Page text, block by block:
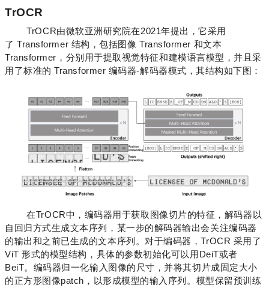
TrOCR
TrOCR由微软亚洲研究院在2021年提出，它采用
了 Transformer 结构，包括图像 Transformer 和文本
Transformer，分别用于提取视觉特征和建模语言模型，并且采
用了标准的 Transformer 编码器-解码器模式，其结构如下图：
在TrOCR中，编码器用于获取图像切片的特征，解码器以
自回归方式生成文本序列，某一步的解码器输出会关注编码器
的输出和之前已生成的文本序列。对于编码器，TrOCR 采用了
ViT 形式的模型结构，具体的参数初始化可以用DeiT或者
BeiT。编码器归一化输入图像的尺寸，并将其切片成固定大小
的正方形图像patch，以形成模型的输入序列。模型保留预训练